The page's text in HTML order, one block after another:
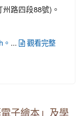
路四段88號)。
... 觀看完整
子繪本」及學